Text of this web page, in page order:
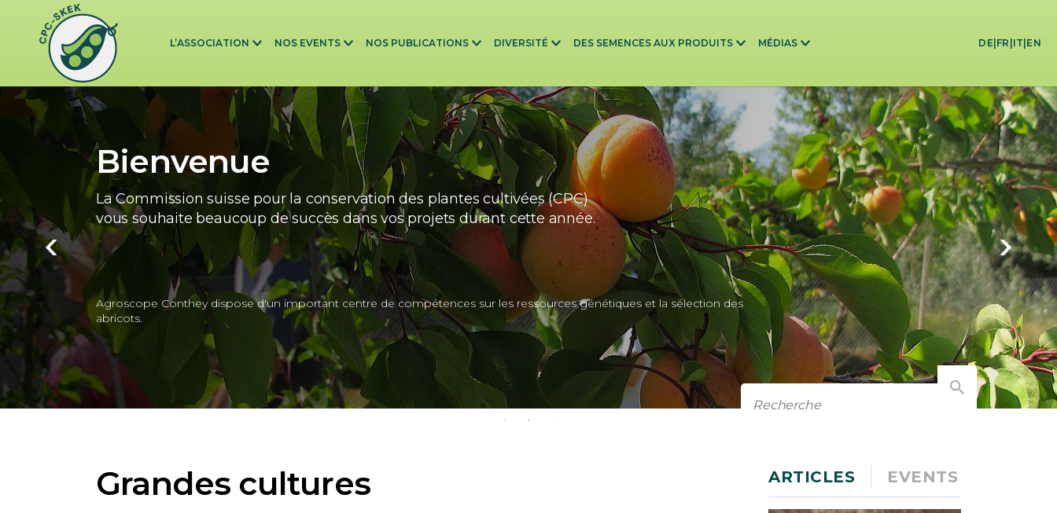
Skip to main content
L’ASSOCIATION NOS EVENTS NOS PUBLICATIONS DIVERSITÉ DES SEMENCES AUX PRODUITS MÉDIAS DE| FR IT EN
Bienvenue
La Commission suisse pour la conservation des plantes cultivées (CPC)
vous souhaite beaucoup de succès dans vos projets durant cette année.
Agroscope Conthey dispose d'un important centre de compétences sur les ressources génétiques et la sélection des
abricots.
Grandes cultures ARTICLES EVENTS